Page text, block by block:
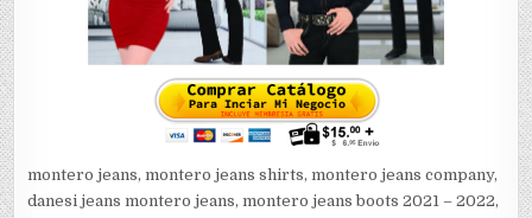
montero jeans, montero jeans shirts, montero jeans company,
danesi jeans montero jeans, montero jeans boots 2021 – 2022,